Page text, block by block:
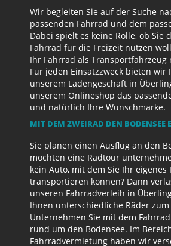
Wir begleiten Sie auf der Suche
passenden Fahrrad und dem
Dabei spielt es keine Rolle, ob Sie
Fahrrad für die Freizeit nutzen
Ihr Fahrrad als Transportfahrzeug
Für jeden Einsatzzweck bieten wir
unserem Ladengeschäft in
unserem Onlineshop das
und natürlich Ihre Wunschmarke.
MIT DEM ZWEIRAD DEN BODENSEE
Sie planen einen Ausflug an den
möchten eine Radtour
kein Auto, mit dem Sie Ihr eigenes
transportieren können? Dann
unseren Fahrradverleih in
Ihnen unterschiedliche Räder
Unternehmen Sie mit dem
rund um den Bodensee. Im
Fahrradvermietung haben wir